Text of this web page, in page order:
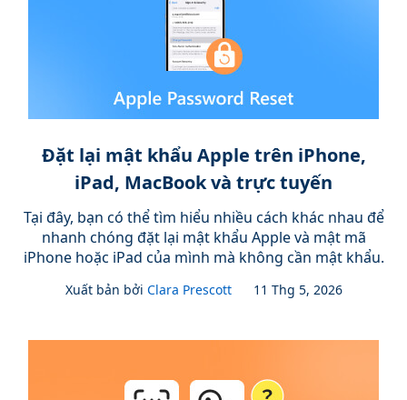
Đặt lại mật khẩu Apple trên iPhone,
iPad, MacBook và trực tuyến
Tại đây, bạn có thể tìm hiểu nhiều cách khác nhau để
nhanh chóng đặt lại mật khẩu Apple và mật mã
iPhone hoặc iPad của mình mà không cần mật khẩu.
Xuất bản bởi Clara Prescott 11 Thg 5, 2026